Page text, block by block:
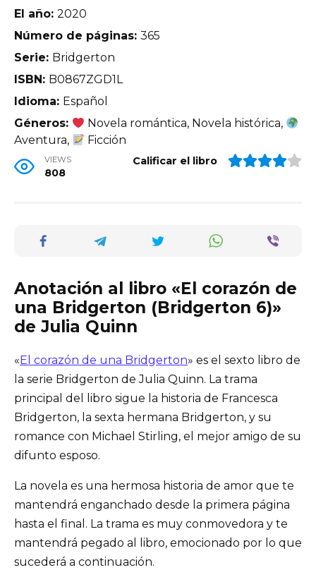
El año: 2020
Número de páginas: 365
Serie: Bridgerton
ISBN: B0867ZGD1L
Idioma: Español
Géneros:
Novela romántica, Novela histórica,
Aventura,
Ficción
VIEWS
808
Calificar el libro
Anotación al libro «El corazón de
una Bridgerton (Bridgerton 6)»
de Julia Quinn
« El corazón de una Bridgerton» es el sexto libro de
la serie Bridgerton de Julia Quinn. La trama
principal del libro sigue la historia de Francesca
Bridgerton, la sexta hermana Bridgerton, y su
romance con Michael Stirling, el mejor amigo de su
difunto esposo.
La novela es una hermosa historia de amor que te
mantendrá enganchado desde la primera página
hasta el final. La trama es muy conmovedora y te
mantendrá pegado al libro, emocionado por lo que
sucederá a continuación.